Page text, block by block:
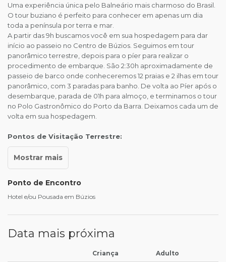
Uma experiência única pelo Balneário mais charmoso do Brasil.
O tour buziano é perfeito para conhecer em apenas um dia
toda a península por terra e mar.
A partir das 9h buscamos você em sua hospedagem para dar
início ao passeio no Centro de Búzios. Seguimos em tour
panorâmico terrestre, depois para o píer para realizar o
procedimento de embarque. São 2:30h aproximadamente de
passeio de barco onde conheceremos 12 praias e 2 ilhas em tour
panorâmico, com 3 paradas para banho. De volta ao Píer após o
desembarque, parada de 01h para almoço, e terminamos o tour
no Polo Gastronômico do Porto da Barra. Deixamos cada um de
volta em sua hospedagem.
Pontos de Visitação Terrestre:
Ponto de Encontro
Hotel e/ou Pousada em Búzios
Data mais próxima
Criança Adulto